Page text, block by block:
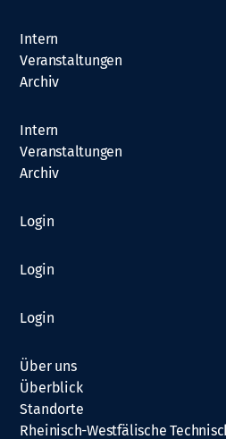
Intern
Veranstaltungen
Archiv
Intern
Veranstaltungen
Archiv
Login
Login
Login
Über uns
Überblick
Standorte
Rheinisch-Westfälische